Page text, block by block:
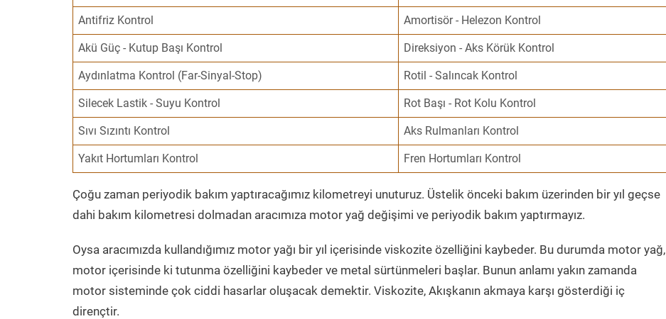
Antifriz Kontrol Amortisör - Helezon Kontrol
Akü Güç - Kutup Başı Kontrol Direksiyon - Aks Körük Kontrol
Aydınlatma Kontrol (Far-Sinyal-Stop) Rotil - Salıncak Kontrol
Silecek Lastik - Suyu Kontrol Rot Başı - Rot Kolu Kontrol
Sıvı Sızıntı Kontrol Aks Rulmanları Kontrol
Yakıt Hortumları Kontrol Fren Hortumları Kontrol
Çoğu zaman periyodik bakım yaptıracağımız kilometreyi unuturuz. Üstelik önceki bakım üzerinden bir yıl geçse
dahi bakım kilometresi dolmadan aracımıza motor yağ değişimi ve periyodik bakım yaptırmayız.
Oysa aracımızda kullandığımız motor yağı bir yıl içerisinde viskozite özelliğini kaybeder. Bu durumda motor yağ,
motor içerisinde ki tutunma özelliğini kaybeder ve metal sürtünmeleri başlar. Bunun anlamı yakın zamanda
motor sisteminde çok ciddi hasarlar oluşacak demektir. Viskozite, Akışkanın akmaya karşı gösterdiği iç
dirençtir.